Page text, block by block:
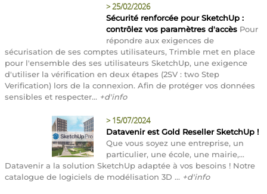
>25/02/2026
Sécurité renforcée pour SketchUp :
contrôlez vos paramètres d'accès Pour
répondre aux exigences de
sécurisation de ses comptes utilisateurs, Trimble met en place
pour l'ensemble des ses utilisateurs SketchUp, une exigence
d'utiliser la vérification en deux étapes (2SV : two Step
Verification) lors de la connexion. Afin de protéger vos données
sensibles et respecter... +d'info
> 15/07/2024
Datavenir est Gold Reseller SketchUp !
Que vous soyez une entreprise, un
particulier, une école, une mairie,...
Datavenir a la solution SketchUp adaptée à vos besoins ! Notre
catalogue de logiciels de modélisation 3D ... +d'info